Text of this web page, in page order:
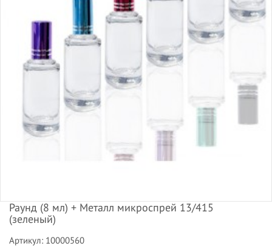
Раунд (8 мл) + Металл микроспрей 13/415
(зеленый)
Артикул: 10000560